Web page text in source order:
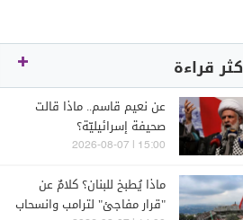
قراءة
عن نعيم قاسم.. ماذا قالت
صحيفة إسرائيليّة؟
15:00 | 2026-08-07
ماذا يُطبخ للبنان؟ كلامٌ عن
"قرار مفاجئ" لترامب وانسحاب